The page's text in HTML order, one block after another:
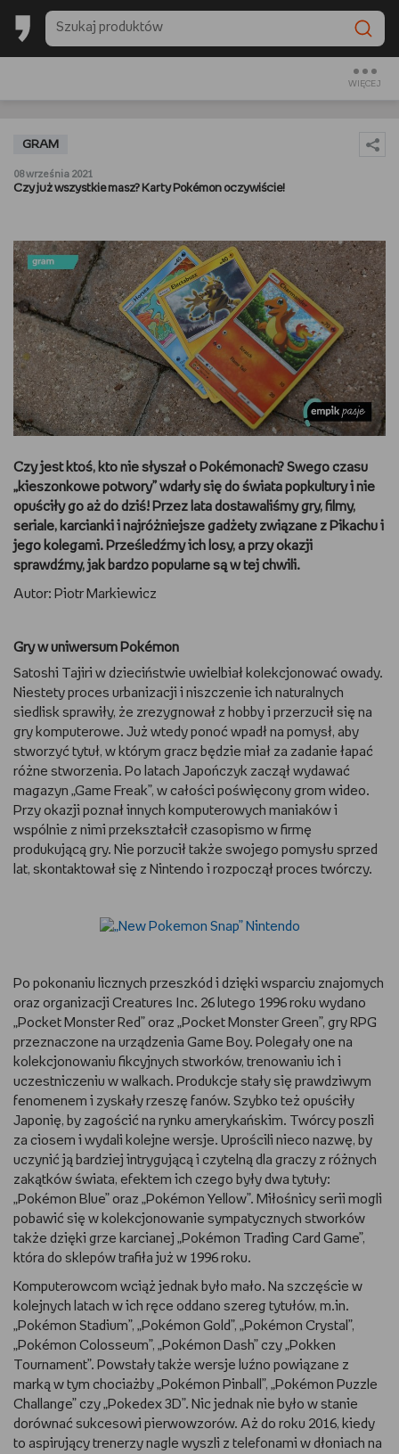
WIĘCEJ
BACK TO SCHOOL
SŁUCHAM
BACK TO SCHOOL
PREZENTOWNIKI
DIY
GOTUJĘ
DBAM O URODĘ
TRENUJĘ
URZĄDZAM I DEKORUJĘ
MAM ZWIERZĘTA
GRAM
RYSUJĘ
PORADNIKI
WYWIADY
WSZYSTKO O LEGO
REDAKCJA
GRAM
08 września 2021
Czy już wszystkie masz? Karty Pokémon oczywiście!
Czy jest ktoś, kto nie słyszał o Pokémonach? Swego czasu
„kieszonkowe potwory” wdarły się do świata popkultury i nie
opuściły go aż do dziś! Przez lata dostawaliśmy gry, filmy,
seriale, karcianki i najróżniejsze gadżety związane z Pikachu i
jego kolegami. Prześledźmy ich losy, a przy okazji
sprawdźmy, jak bardzo popularne są w tej chwili.
Autor: Piotr Markiewicz
Gry w uniwersum Pokémon
Satoshi Tajiri w dzieciństwie uwielbiał kolekcjonować owady.
Niestety proces urbanizacji i niszczenie ich naturalnych
siedlisk sprawiły, że zrezygnował z hobby i przerzucił się na
gry komputerowe. Już wtedy ponoć wpadł na pomysł, aby
stworzyć tytuł, w którym gracz będzie miał za zadanie łapać
różne stworzenia. Po latach Japończyk zaczął wydawać
magazyn „Game Freak”, w całości poświęcony grom wideo.
Przy okazji poznał innych komputerowych maniaków i
wspólnie z nimi przekształcił czasopismo w firmę
produkującą gry. Nie porzucił także swojego pomysłu sprzed
lat, skontaktował się z Nintendo i rozpoczął proces twórczy.
Po pokonaniu licznych przeszkód i dzięki wsparciu znajomych
oraz organizacji Creatures Inc. 26 lutego 1996 roku wydano
„Pocket Monster Red” oraz „Pocket Monster Green”, gry RPG
przeznaczone na urządzenia Game Boy. Polegały one na
kolekcjonowaniu fikcyjnych stworków, trenowaniu ich i
uczestniczeniu w walkach. Produkcje stały się prawdziwym
fenomenem i zyskały rzeszę fanów. Szybko też opuściły
Japonię, by zagościć na rynku amerykańskim. Twórcy poszli
za ciosem i wydali kolejne wersje. Uprościli nieco nazwę, by
uczynić ją bardziej intrygującą i czytelną dla graczy z różnych
zakątków świata, efektem ich czego były dwa tytuły:
„Pokémon Blue” oraz „Pokémon Yellow”. Miłośnicy serii mogli
pobawić się w kolekcjonowanie sympatycznych stworków
także dzięki grze karcianej „Pokémon Trading Card Game”,
która do sklepów trafiła już w 1996 roku.
Komputerowcom wciąż jednak było mało. Na szczęście w
kolejnych latach w ich ręce oddano szereg tytułów, m.in.
„Pokémon Stadium”, „Pokémon Gold”, „Pokémon Crystal”,
„Pokémon Colosseum”, „Pokémon Dash” czy „Pokken
Tournament”. Powstały także wersje luźno powiązane z
marką w tym chociażby „Pokémon Pinball”, „Pokémon Puzzle
Challange” czy „Pokedex 3D”. Nic jednak nie było w stanie
dorównać sukcesowi pierwowzorów. Aż do roku 2016, kiedy
to aspirujący trenerzy nagle wyszli z telefonami w dłoniach na